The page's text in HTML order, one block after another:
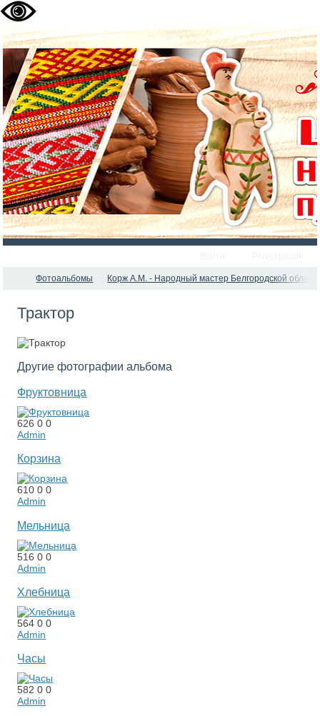
Фотоальбомы Корж А.М. - Народный мастер Белгородской
Трактор
Другие фотографии альбома
Фруктовница
62600
Admin
Корзина
61000
Admin
Мельница
51600
Admin
Хлебница
56400
Admin
Часы
58200
Admin